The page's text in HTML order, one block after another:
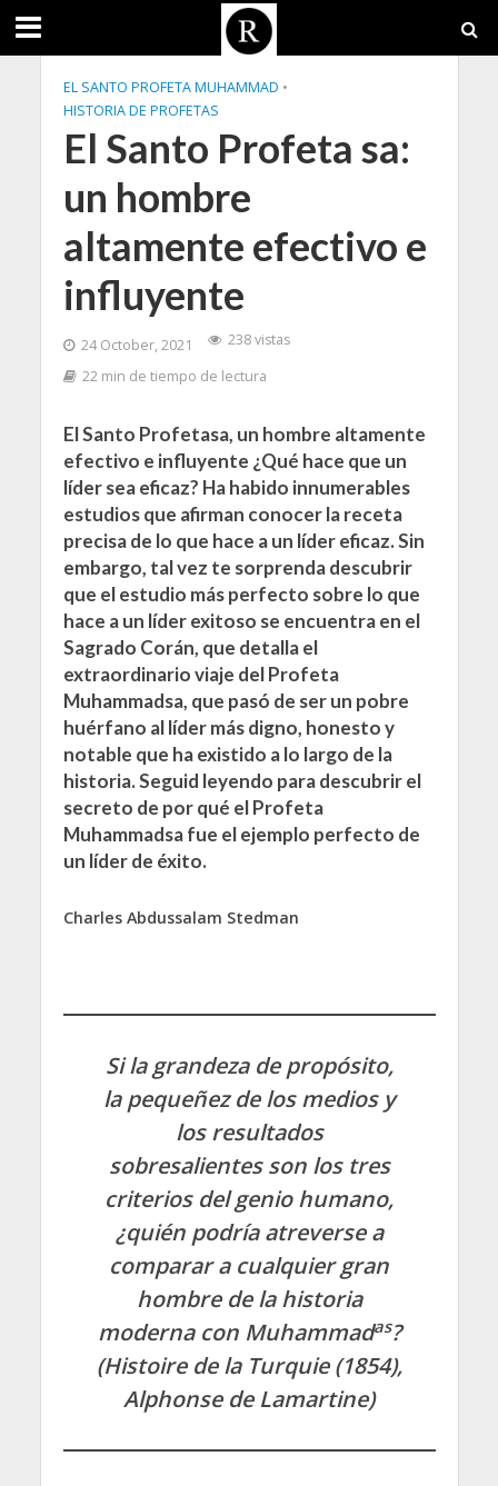
EL SANTO PROFETA MUHAMMAD •
HISTORIA DE PROFETAS
El Santo Profeta sa:
un hombre
altamente efectivo e
influyente
24 October, 2021
238 vistas
22 min de tiempo de lectura
El Santo Profetasa, un hombre altamente
efectivo e influyente ¿Qué hace que un
líder sea eficaz? Ha habido innumerables
estudios que afirman conocer la receta
precisa de lo que hace a un líder eficaz. Sin
embargo, tal vez te sorprenda descubrir
que el estudio más perfecto sobre lo que
hace a un líder exitoso se encuentra en el
Sagrado Corán, que detalla el
extraordinario viaje del Profeta
Muhammadsa, que pasó de ser un pobre
huérfano al líder más digno, honesto y
notable que ha existido a lo largo de la
historia. Seguid leyendo para descubrir el
secreto de por qué el Profeta
Muhammadsa fue el ejemplo perfecto de
un líder de éxito.
Charles Abdussalam Stedman
Si la grandeza de propósito,
la pequeñez de los medios y
los resultados
sobresalientes son los tres
criterios del genio humano,
¿quién podría atreverse a
comparar a cualquier gran
hombre de la historia
moderna con Muhammadas?
(Histoire de la Turquie (1854),
Alphonse de Lamartine)